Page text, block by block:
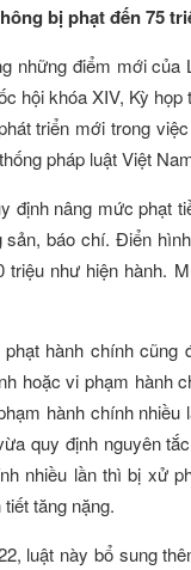
bị phạt đến 75
những điểm mới của
hội khóa XIV, Kỳ
triển mới trong
pháp luật Việt
định nâng mức phạt
sản, báo chí. Điển
triệu như hiện hành.
hành chính
hoặc vi phạm hành
hành chính
quy định nguyên
nhiều lần thì bị xử
tăng nặng.
luật này bổ sung